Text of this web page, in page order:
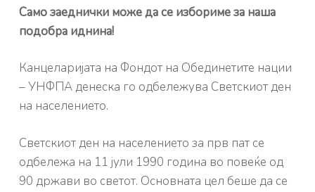
Само заеднички може да се избориме за наша
подобра иднина!
Канцеларијата на Фондот на Обединетите нации
– УНФПА денеска го одбележува Светскиот ден
на населението.
Светскиот ден на населението за прв пат се
одбележа на 11 јули 1990 година во повеќе од
90 држави во светот. Основната цел беше да се